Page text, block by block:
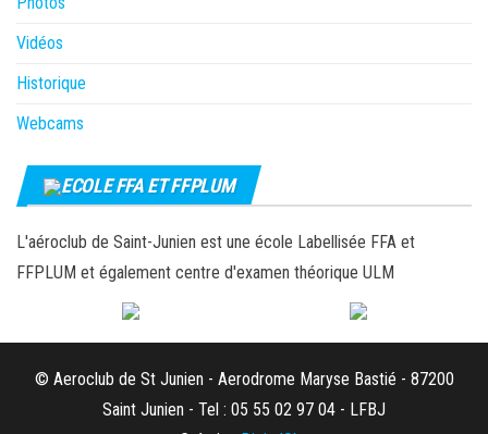
Vidéos
Historique
Webcams
ECOLE FFA ET FFPLUM
L'aéroclub de Saint-Junien est une école Labellisée FFA et
FFPLUM et également centre d'examen théorique ULM
© Aeroclub de St Junien - Aerodrome Maryse Bastié - 87200
Saint Junien - Tel : 05 55 02 97 04 - LFBJ